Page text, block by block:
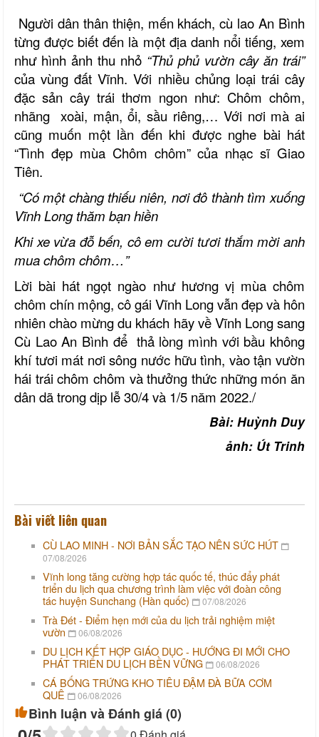
Người dân thân thiện, mến khách, cù lao An Bình
từng được biết đến là một địa danh nổi tiếng, xem
như hình ảnh thu nhỏ “Thủ phủ vườn cây ăn trái”
của vùng đất Vĩnh. Với nhiều chủng loại trái cây
đặc sản cây trái thơm ngon như: Chôm chôm,
nhãng xoài, mận, ổi, sầu riêng,… Với nơi mà ai
cũng muốn một lần đến khi được nghe bài hát
“Tình đẹp mùa Chôm chôm” của nhạc sĩ Giao
Tiên.
“Có một chàng thiếu niên, nơi đô thành tìm xuống
Vĩnh Long thăm bạn hiền
Khi xe vừa đỗ bến, cô em cười tươi thắm mời anh
mua chôm chôm…”
Lời bài hát ngọt ngào như hương vị mùa chôm
chôm chín mộng, cô gái Vĩnh Long vẫn đẹp và hôn
nhiên chào mừng du khách hãy về Vĩnh Long sang
Cù Lao An Bình để thả lòng mình với bầu không
khí tươi mát nơi sông nước hữu tình, vào tận vườn
hái trái chôm chôm và thưởng thức những món ăn
dân dã trong dịp lễ 30/4 và 1/5 năm 2022./
Bài: Huỳnh Duy
ảnh: Út Trinh
Bài viết liên quan
CÙ LAO MINH - NƠI BẢN SẮC TẠO NÊN SỨC HÚT
07/08/2026
Vĩnh long tăng cường hợp tác quốc tế, thúc đẩy phát
triển du lịch qua chương trình làm việc với đoàn công
tác huyện Sunchang (Hàn quốc)
07/08/2026
Trà Đét - Điểm hẹn mới của du lịch trải nghiệm miệt
vườn
06/08/2026
DU LỊCH KẾT HỢP GIÁO DỤC - HƯỚNG ĐI MỚI CHO
PHÁT TRIỂN DU LỊCH BỀN VỮNG
06/08/2026
CÁ BỐNG TRỨNG KHO TIÊU ĐẬM ĐÀ BỮA CƠM
QUÊ
06/08/2026
Bình luận và Đánh giá (0)